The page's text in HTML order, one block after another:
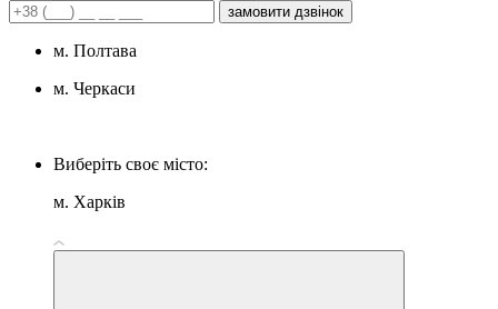
замовити дзвінок
м. Полтава
м. Черкаси
Виберіть своє місто:
м. Харків